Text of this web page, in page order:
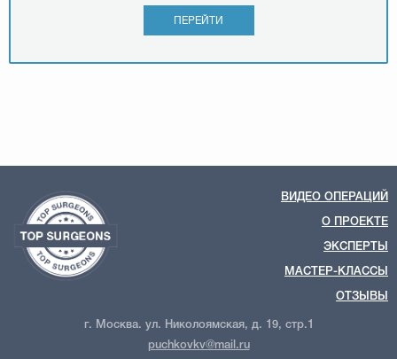
ПЕРЕЙТИ
ВИДЕО ОПЕРАЦИЙ
О ПРОЕКТЕ
ЭКСПЕРТЫ
МАСТЕР-КЛАССЫ
ОТЗЫВЫ
г. Москва. ул. Николоямская, д. 19, стр.1
puchkovkv@mail.ru